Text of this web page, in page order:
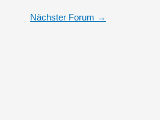
Nächster Forum →